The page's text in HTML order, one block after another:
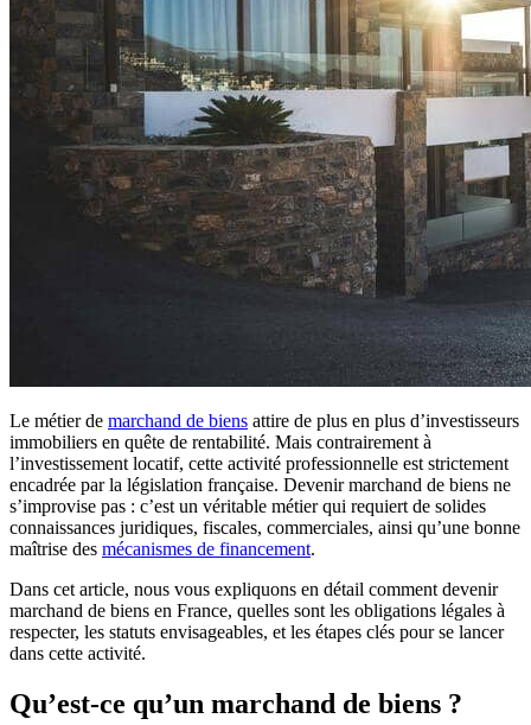
Le métier de marchand de biens attire de plus en plus d’investisseurs
immobiliers en quête de rentabilité. Mais contrairement à
l’investissement locatif, cette activité professionnelle est strictement
encadrée par la législation française. Devenir marchand de biens ne
s’improvise pas : c’est un véritable métier qui requiert de solides
connaissances juridiques, fiscales, commerciales, ainsi qu’une bonne
maîtrise des mécanismes de financement.
Dans cet article, nous vous expliquons en détail comment devenir
marchand de biens en France, quelles sont les obligations légales à
respecter, les statuts envisageables, et les étapes clés pour se lancer
dans cette activité.
Qu’est-ce qu’un marchand de biens ?